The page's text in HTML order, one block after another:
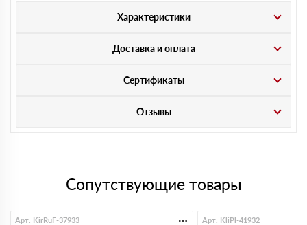
Характеристики
Доставка и оплата
Сертификаты
Отзывы
Сопутствующие товары
Арт. KirRuF-37933 Арт. KliPl-41932